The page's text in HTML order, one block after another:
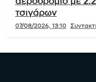
τσιγάρων
07/08/2026, 13:10